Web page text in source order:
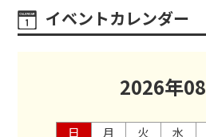
イベントカレンダー
2026年08
日 月 火 水